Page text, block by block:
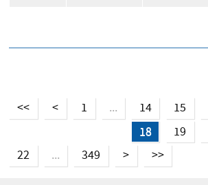
<< < 1 ... 14 15
18
19
22
... 349 > >>